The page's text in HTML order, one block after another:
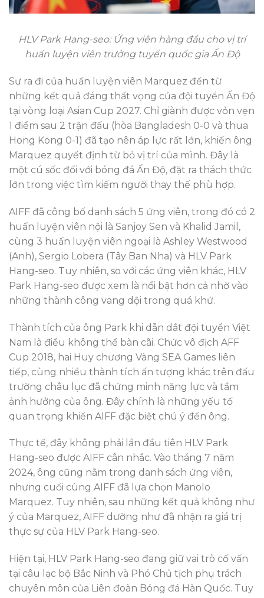
HLV Park Hang-seo: Ứng viên hàng đầu cho vị trí
huấn luyện viên trưởng tuyển quốc gia Ấn Độ
Sự ra đi của huấn luyện viên Marquez đến từ
những kết quả đáng thất vọng của đội tuyển Ấn Độ
tại vòng loại Asian Cup 2027. Chỉ giành được vỏn vẹn
1 điểm sau 2 trận đấu (hòa Bangladesh 0-0 và thua
Hong Kong 0-1) đã tạo nên áp lực rất lớn, khiến ông
Marquez quyết định từ bỏ vị trí của mình. Đây là
một cú sốc đối với bóng đá Ấn Độ, đặt ra thách thức
lớn trong việc tìm kiếm người thay thế phù hợp.
AIFF đã công bố danh sách 5 ứng viên, trong đó có 2
huấn luyện viên nội là Sanjoy Sen và Khalid Jamil,
cùng 3 huấn luyện viên ngoại là Ashley Westwood
(Anh), Sergio Lobera (Tây Ban Nha) và HLV Park
Hang-seo. Tuy nhiên, so với các ứng viên khác, HLV
Park Hang-seo được xem là nổi bật hơn cả nhờ vào
những thành công vang dội trong quá khứ.
Thành tích của ông Park khi dẫn dắt đội tuyển Việt
Nam là điều không thể bàn cãi. Chức vô địch AFF
Cup 2018, hai Huy chương Vàng SEA Games liên
tiếp, cùng nhiều thành tích ấn tượng khác trên đấu
trường châu lục đã chứng minh năng lực và tầm
ảnh hưởng của ông. Đây chính là những yếu tố
quan trọng khiến AIFF đặc biệt chú ý đến ông.
Thực tế, đây không phải lần đầu tiên HLV Park
Hang-seo được AIFF cân nhắc. Vào tháng 7 năm
2024, ông cũng nằm trong danh sách ứng viên,
nhưng cuối cùng AIFF đã lựa chọn Manolo
Marquez. Tuy nhiên, sau những kết quả không như
ý của Marquez, AIFF dường như đã nhận ra giá trị
thực sự của HLV Park Hang-seo.
Hiện tại, HLV Park Hang-seo đang giữ vai trò cố vấn
tại câu lạc bộ Bắc Ninh và Phó Chủ tịch phụ trách
chuyên môn của Liên đoàn Bóng đá Hàn Quốc. Tuy